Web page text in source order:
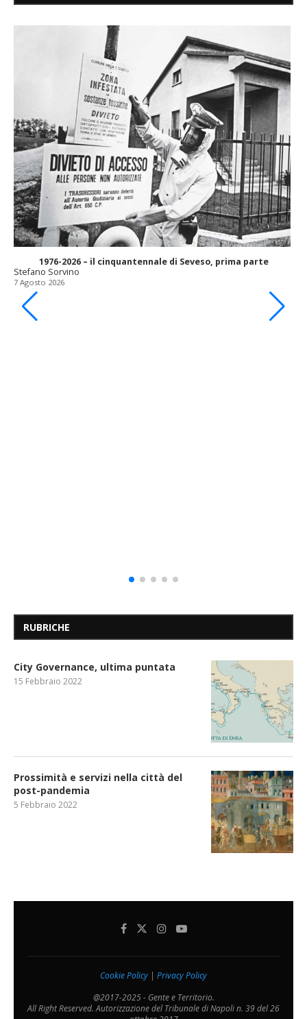
1976-2026 – il cinquantennale di Seveso, prima parte
Stefano Sorvino
7 Agosto 2026
RUBRICHE
City Governance, ultima puntata
15 Febbraio 2022
Prossimità e servizi nella città del
post-pandemia
5 Febbraio 2022
Cookie Policy | Privacy Policy
@2017-2025 - Gente e Territorio.
All Right Reserved. Autorizzazione del Tribunale di Napoli n. 39 del 26